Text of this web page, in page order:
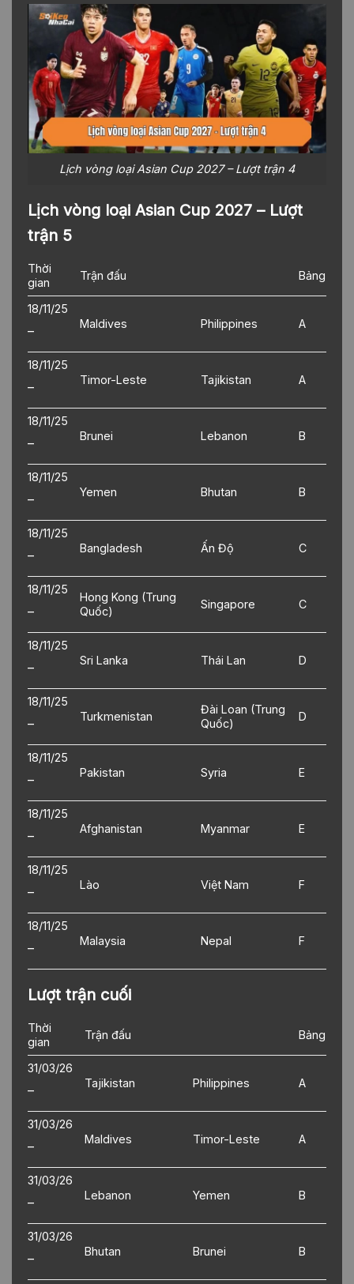
Lịch vòng loại Asian Cup 2027 – Lượt trận 4
Lịch vòng loại Asian Cup 2027 – Lượt
trận 5
Thời
gian
Trận đấu Bảng
18/11/25
– Maldives Philippines A
18/11/25
– Timor-Leste Tajikistan A
18/11/25
– Brunei Lebanon B
18/11/25
– Yemen Bhutan B
18/11/25
– Bangladesh Ấn Độ C
18/11/25
–
Hong Kong (Trung
Quốc)
Singapore C
18/11/25
– Sri Lanka Thái Lan D
18/11/25
– Turkmenistan
Đài Loan (Trung
Quốc)
D
18/11/25
– Pakistan Syria E
18/11/25
– Afghanistan Myanmar E
18/11/25
– Lào Việt Nam F
18/11/25
– Malaysia Nepal F
Lượt trận cuối
Thời
gian
Trận đấu Bảng
31/03/26
– Tajikistan Philippines A
31/03/26
– Maldives Timor-Leste A
31/03/26
– Lebanon Yemen B
31/03/26
– Bhutan Brunei B